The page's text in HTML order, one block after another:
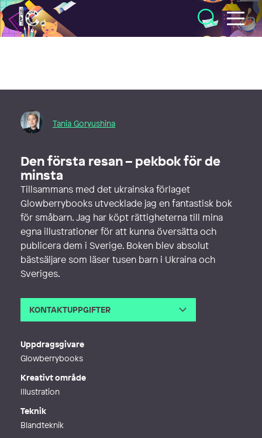
Illustratörcentrum
Tania Goryushina
Den första resan – pekbok för de
minsta
Tillsammans med det ukrainska förlaget
Glowberrybooks utvecklade jag en fantastisk bok
för småbarn. Jag har köpt rättigheterna till mina
egna illustrationer för att kunna översätta och
publicera dem i Sverige. Boken blev absolut
bästsäljare som läser tusen barn i Ukraina och
Sveriges.
KONTAKTUPPGIFTER
Uppdragsgivare
Glowberrybooks
Kreativt område
Illustration
Teknik
Blandteknik